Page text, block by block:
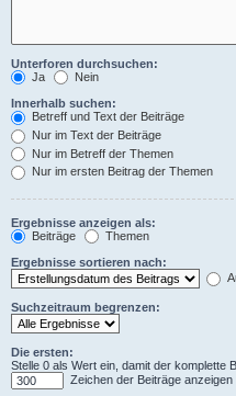
Unterforen durchsuchen:
Ja
Nein
Innerhalb suchen:
Betreff und Text der Beiträge
Nur im Text der Beiträge
Nur im Betreff der Themen
Nur im ersten Beitrag der Themen
Ergebnisse anzeigen als:
Beiträge
Themen
Ergebnisse sortieren nach:
Suchzeitraum begrenzen:
Die ersten:
Stelle 0 als Wert ein, damit der komplette
Zeichen der Beiträge anzeigen